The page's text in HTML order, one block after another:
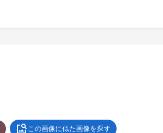
この画像に似た画像を探す